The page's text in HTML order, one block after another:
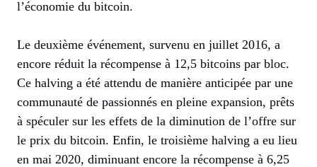
l’économie du bitcoin.
Le deuxième événement, survenu en juillet 2016, a
encore réduit la récompense à 12,5 bitcoins par bloc.
Ce halving a été attendu de manière anticipée par une
communauté de passionnés en pleine expansion, prêts
à spéculer sur les effets de la diminution de l’offre sur
le prix du bitcoin. Enfin, le troisième halving a eu lieu
en mai 2020, diminuant encore la récompense à 6,25